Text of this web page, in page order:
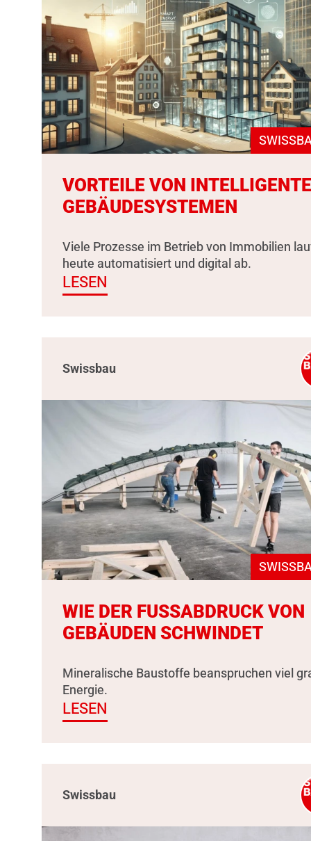
VORTEILE VON
GEBÄUDESYSTEMEN
Viele Prozesse im Betrieb von Immobilien
heute automatisiert und digital ab.
LESEN
Swissbau
WIE DER FUSSABDRUCK VON
GEBÄUDEN SCHWINDET
Mineralische Baustoffe beanspruchen viel
Energie.
LESEN
Swissbau